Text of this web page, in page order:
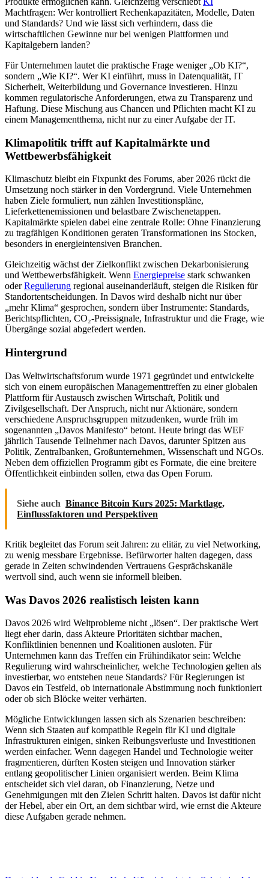
Machtfragen: Wer kontrolliert Rechenkapazitäten, Modelle, Daten
und Standards? Und wie lässt sich verhindern, dass die
wirtschaftlichen Gewinne nur bei wenigen Plattformen und
Kapitalgebern landen?
Für Unternehmen lautet die praktische Frage weniger „Ob KI?“,
sondern „Wie KI?“. Wer KI einführt, muss in Datenqualität, IT
Sicherheit, Weiterbildung und Governance investieren. Hinzu
kommen regulatorische Anforderungen, etwa zu Transparenz und
Haftung. Diese Mischung aus Chancen und Pflichten macht KI zu
einem Managementthema, nicht nur zu einer Aufgabe der IT.
Klimapolitik trifft auf Kapitalmärkte und
Wettbewerbsfähigkeit
Klimaschutz bleibt ein Fixpunkt des Forums, aber 2026 rückt die
Umsetzung noch stärker in den Vordergrund. Viele Unternehmen
haben Ziele formuliert, nun zählen Investitionspläne,
Lieferkettenemissionen und belastbare Zwischenetappen.
Kapitalmärkte spielen dabei eine zentrale Rolle: Ohne Finanzierung
zu tragfähigen Konditionen geraten Transformationen ins Stocken,
besonders in energieintensiven Branchen.
Gleichzeitig wächst der Zielkonflikt zwischen Dekarbonisierung
und Wettbewerbsfähigkeit. Wenn Energiepreise stark schwanken
oderRegulierung regional auseinanderläuft, steigen die Risiken für
Standortentscheidungen. In Davos wird deshalb nicht nur über
„mehr Klima“ gesprochen, sondern über Instrumente: Standards,
Berichtspflichten, CO₂-Preissignale, Infrastruktur und die Frage, wie
Übergänge sozial abgefedert werden.
Hintergrund
Das Weltwirtschaftsforum wurde 1971 gegründet und entwickelte
sich von einem europäischen Managementtreffen zu einer globalen
Plattform für Austausch zwischen Wirtschaft, Politik und
Zivilgesellschaft. Der Anspruch, nicht nur Aktionäre, sondern
verschiedene Anspruchsgruppen mitzudenken, wurde früh im
sogenannten „Davos Manifesto“ betont. Heute bringt das WEF
jährlich Tausende Teilnehmer nach Davos, darunter Spitzen aus
Politik, Zentralbanken, Großunternehmen, Wissenschaft und NGOs.
Neben dem offiziellen Programm gibt es Formate, die eine breitere
Öffentlichkeit einbinden sollen, etwa das Open Forum.
Siehe auch Binance Bitcoin Kurs 2025: Marktlage,
Einflussfaktoren und Perspektiven
Kritik begleitet das Forum seit Jahren: zu elitär, zu viel Networking,
zu wenig messbare Ergebnisse. Befürworter halten dagegen, dass
gerade in Zeiten schwindenden Vertrauens Gesprächskanäle
wertvoll sind, auch wenn sie informell bleiben.
Was Davos 2026 realistisch leisten kann
Davos 2026 wird Weltprobleme nicht „lösen“. Der praktische Wert
liegt eher darin, dass Akteure Prioritäten sichtbar machen,
Konfliktlinien benennen und Koalitionen ausloten. Für
Unternehmen kann das Treffen ein Frühindikator sein: Welche
Regulierung wird wahrscheinlicher, welche Technologien gelten als
investierbar, wo entstehen neue Standards? Für Regierungen ist
Davos ein Testfeld, ob internationale Abstimmung noch funktioniert
oder ob sich Blöcke weiter verhärten.
Mögliche Entwicklungen lassen sich als Szenarien beschreiben:
Wenn sich Staaten auf kompatible Regeln für KI und digitale
Infrastrukturen einigen, sinken Reibungsverluste und Investitionen
werden einfacher. Wenn dagegen Handel und Technologie weiter
fragmentieren, dürften Kosten steigen und Innovation stärker
entlang geopolitischer Linien organisiert werden. Beim Klima
entscheidet sich viel daran, ob Finanzierung, Netze und
Genehmigungen mit den Zielen Schritt halten. Davos ist dafür nicht
der Hebel, aber ein Ort, an dem sichtbar wird, wie ernst die Akteure
diese Aufgaben gerade nehmen.